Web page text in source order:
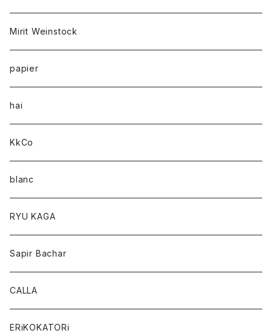
Mirit Weinstock
papier
hai
KkCo
blanc
RYU KAGA
Sapir Bachar
CALLA
ERiKOKATORi